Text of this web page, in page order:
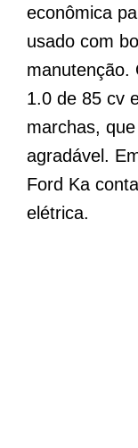
econômica
usado com
manutenção.
1.0 de 85 cv
marchas,
agradável.
Ford Ka
elétrica.